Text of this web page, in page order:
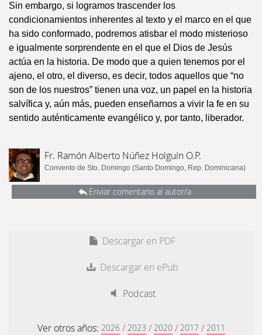
Sin embargo, si logramos trascender los
condicionamientos inherentes al texto y el marco en el que
ha sido conformado, podremos atisbar el modo misterioso
e igualmente sorprendente en el que el Dios de Jesús
actúa en la historia. De modo que a quien tenemos por el
ajeno, el otro, el diverso, es decir, todos aquellos que “no
son de los nuestros” tienen una voz, un papel en la historia
salvífica y, aún más, pueden enseñarnos a vivir la fe en su
sentido auténticamente evangélico y, por tanto, liberador.
Fr. Ramón Alberto Núñez Holguín O.P.
Convento de Sto. Domingo (Santo Domingo, Rep. Dominicana)
Enviar comentario al autor/a
Descargar en PDF
Descargar en ePub
Podcast
Ver otros años: 2026 / 2023 / 2020 / 2017 / 2011